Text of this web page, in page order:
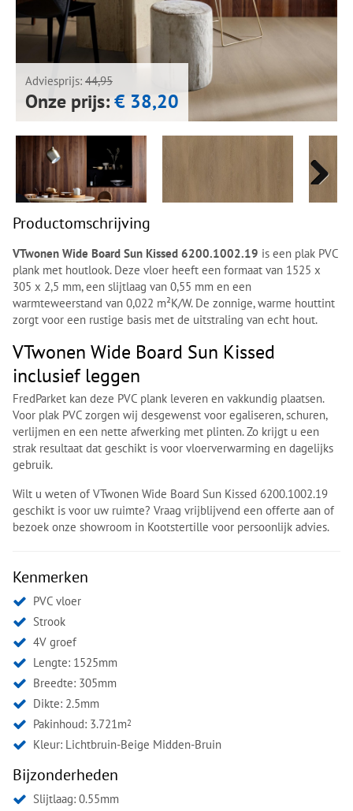
Adviesprijs: 44,95
Onze prijs:€ 38,20
Next
Next
Productomschrijving
VTwonen Wide Board Sun Kissed 6200.1002.19 is een plak PVC
plank met houtlook. Deze vloer heeft een formaat van 1525 x
305 x 2,5 mm, een slijtlaag van 0,55 mm en een
warmteweerstand van 0,022 m²K/W. De zonnige, warme houttint
zorgt voor een rustige basis met de uitstraling van echt hout.
VTwonen Wide Board Sun Kissed
inclusief leggen
FredParket kan deze PVC plank leveren en vakkundig plaatsen.
Voor plak PVC zorgen wij desgewenst voor egaliseren, schuren,
verlijmen en een nette afwerking met plinten. Zo krijgt u een
strak resultaat dat geschikt is voor vloerverwarming en dagelijks
gebruik.
Wilt u weten of VTwonen Wide Board Sun Kissed 6200.1002.19
geschikt is voor uw ruimte? Vraag vrijblijvend een offerte aan of
bezoek onze showroom in Kootstertille voor persoonlijk advies.
Kenmerken
PVC vloer
Strook
4V groef
Lengte: 1525mm
Breedte: 305mm
Dikte: 2.5mm
Pakinhoud: 3.721m2
Kleur: Lichtbruin-Beige Midden-Bruin
Bijzonderheden
Slijtlaag: 0.55mm